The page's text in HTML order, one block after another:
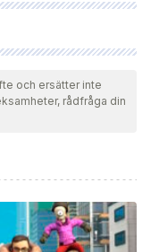
av vårt team
aktualitet och
vara tillförlitlig
zen. El Árbol y el
83, A83-dq.
och ersätter inte
rådfråga din